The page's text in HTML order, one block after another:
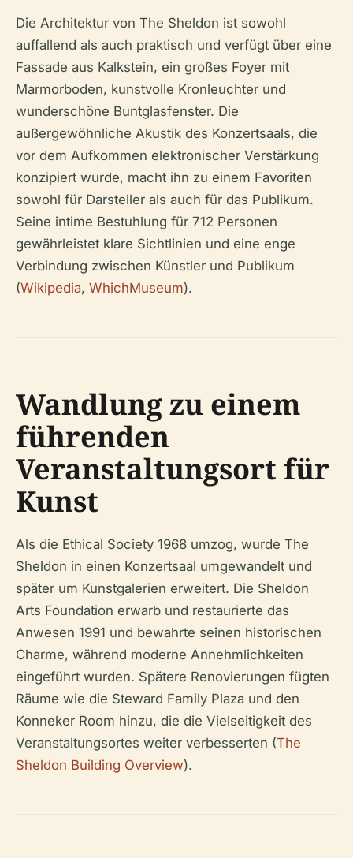
Die Architektur von The Sheldon ist sowohl
auffallend als auch praktisch und verfügt über eine
Fassade aus Kalkstein, ein großes Foyer mit
Marmorboden, kunstvolle Kronleuchter und
wunderschöne Buntglasfenster. Die
außergewöhnliche Akustik des Konzertsaals, die
vor dem Aufkommen elektronischer Verstärkung
konzipiert wurde, macht ihn zu einem Favoriten
sowohl für Darsteller als auch für das Publikum.
Seine intime Bestuhlung für 712 Personen
gewährleistet klare Sichtlinien und eine enge
Verbindung zwischen Künstler und Publikum
(Wikipedia, WhichMuseum).
Wandlung zu einem
führenden
Veranstaltungsort für
Kunst
Als die Ethical Society 1968 umzog, wurde The
Sheldon in einen Konzertsaal umgewandelt und
später um Kunstgalerien erweitert. Die Sheldon
Arts Foundation erwarb und restaurierte das
Anwesen 1991 und bewahrte seinen historischen
Charme, während moderne Annehmlichkeiten
eingeführt wurden. Spätere Renovierungen fügten
Räume wie die Steward Family Plaza und den
Konneker Room hinzu, die die Vielseitigkeit des
Veranstaltungsortes weiter verbesserten (The
Sheldon Building Overview).